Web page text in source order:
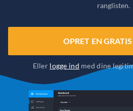
ranglisten.
OPRET EN
Eller logge ind med dine